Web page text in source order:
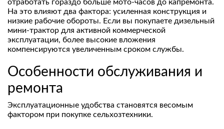
отработать гораздо больше мото-часов до капремонта.
На это влияют два фактора: усиленная конструкция и
низкие рабочие обороты. Если вы покупаете дизельный
мини-трактор для активной коммерческой
эксплуатации, более высокие вложения
компенсируются увеличенным сроком службы.
Особенности обслуживания и
ремонта
Эксплуатационные удобства становятся весомым
фактором при покупке сельхозтехники.